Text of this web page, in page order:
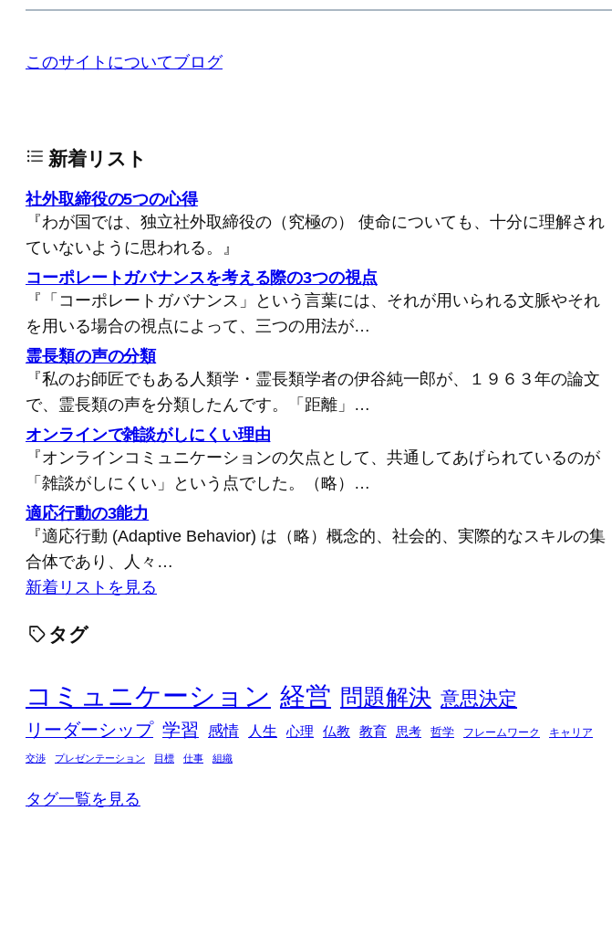
このサイトについてブログ
新着リスト
社外取締役の5つの心得
『わが国では、独立社外取締役の（究極の） 使命についても、十分に理解され
ていないように思われる。』
コーポレートガバナンスを考える際の3つの視点
『「コーポレートガバナンス」という言葉には、それが用いられる文脈やそれ
を用いる場合の視点によって、三つの用法が…
霊長類の声の分類
『私のお師匠でもある人類学・霊長類学者の伊谷純一郎が、１９６３年の論文
で、霊長類の声を分類したんです。「距離」…
オンラインで雑談がしにくい理由
『オンラインコミュニケーションの欠点として、共通してあげられているのが
「雑談がしにくい」という点でした。（略）…
適応行動の3能力
『適応行動 (Adaptive Behavior) は（略）概念的、社会的、実際的なスキルの集
合体であり、人々…
新着リストを見る
タグ
コミュニケーション 経営 問題解決 意思決定
リーダーシップ 学習 感情 人生 心理 仏教 教育 思考 哲学 フレームワーク キャリア
交渉 プレゼンテーション 目標 仕事 組織
タグ一覧を見る